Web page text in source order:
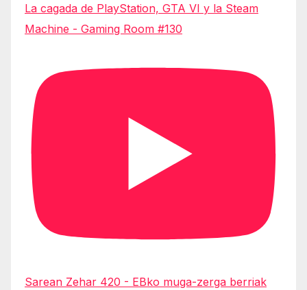
La cagada de PlayStation, GTA VI y la Steam
Machine - Gaming Room #130
Sarean Zehar 420 - EBko muga-zerga berriak